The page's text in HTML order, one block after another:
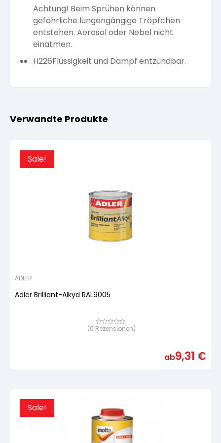
Achtung! Beim Sprühen können
gefährliche lungengängige Tröpfchen
entstehen. Aerosol oder Nebel nicht
einatmen.
H226Flüssigkeit und Dampf entzündbar.
Verwandte Produkte
Sale!
ADLER
Adler Brilliant-Alkyd RAL9005
Bewertet
(0 Rezensionen)
ab9,31 €
Sale!